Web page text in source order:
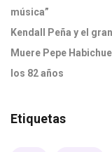
música”
Kendall Peña y el
Muere Pepe
los 82 años
Etiquetas